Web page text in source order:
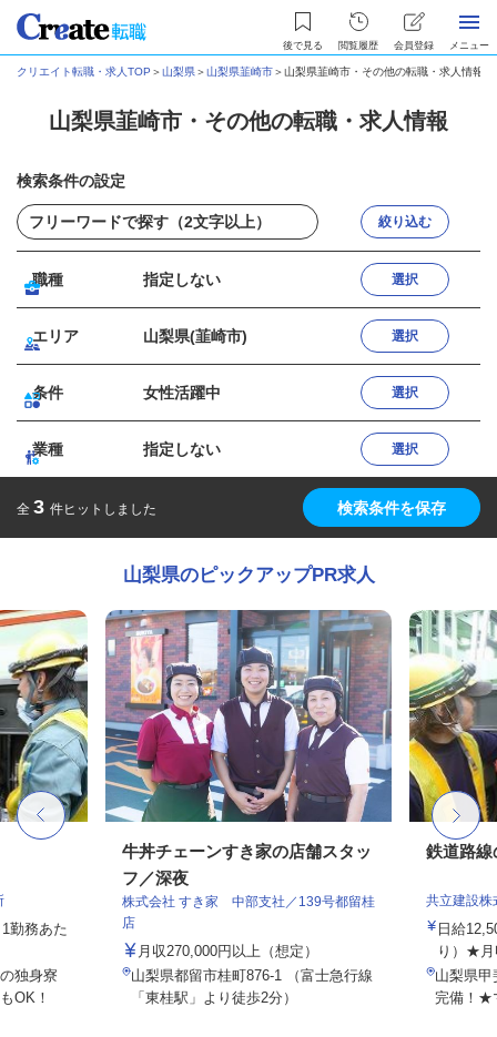
後で見る 閲覧履歴 会員登録 メニュー
クリエイト転職・求人TOP ＞山梨県＞山梨県韮崎市＞山梨県韮崎市・その他の転職・求人情報
山梨県韮崎市・その他の転職・求人情報
検索条件の設定
絞り込む
職種 指定しない 選択
エリア 山梨県(韮崎市) 選択
条件 女性活躍中 選択
業種 指定しない 選択
全 3 件ヒットしました 検索条件を保存
山梨県のピックアップPR求人
勤務あた
独身寮
OK！
牛丼チェーンすき家の店舗スタッ
フ／深夜
株式会社 すき家 中部支社／139号都留桂
店
月収270,000円以上（想定）
山梨県都留市桂町876-1 （富士急行線
「東桂駅」より徒歩2分）
鉄道路線
共立建設
日給
り）★月
山梨県
完備！★